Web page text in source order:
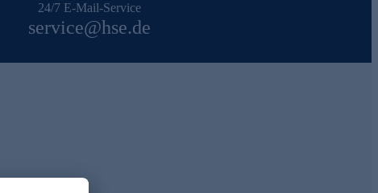
24/7 E-Mail-Service
service@hse.de